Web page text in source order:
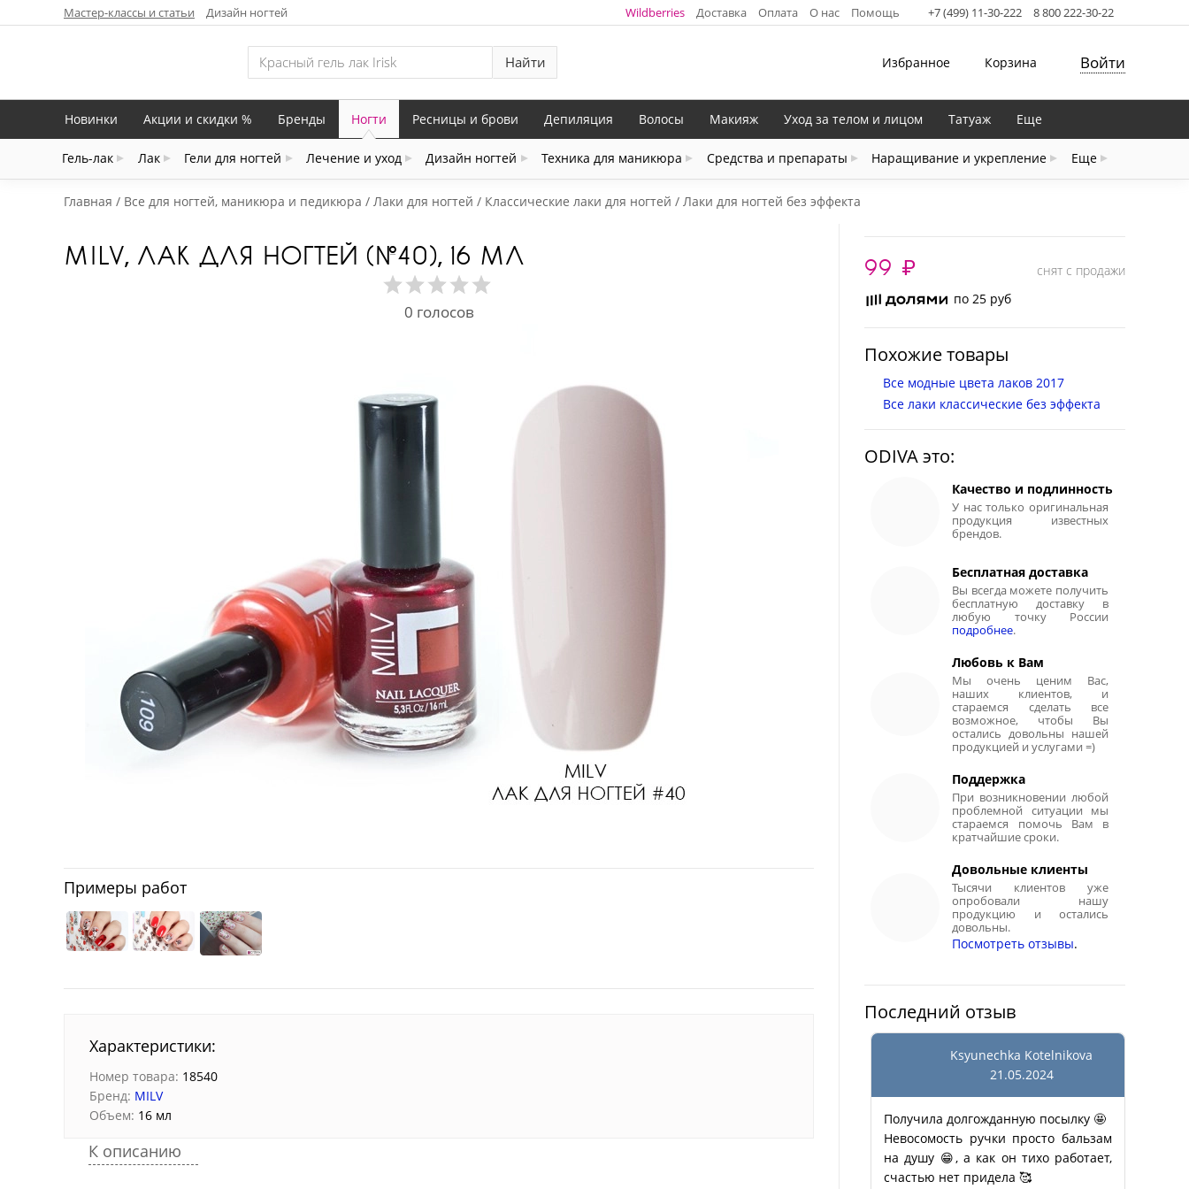
Мастер-классы и статьи Дизайн ногтей Wildberries Доставка Оплата О нас Помощь +7 (499) 11-30-222 8 800 222-30-22
Найти Избранное Корзина Войти
Новинки Акции и скидки % Бренды Ногти
Гель-лак Лак Гели для ногтей Лечение и уход Дизайн ногтей Техника для маникюра Средства и препараты Наращивание и укрепление Еще
Ресницы и брови Депиляция Волосы Макияж Уход за телом и лицом Татуаж Еще
Главная Все для ногтей, маникюра и педикюра Лаки для ногтей Классические лаки для ногтей Лаки для ногтей без эффекта
MILV, ЛАК ДЛЯ НОГТЕЙ (№40), 16 МЛ
0 голосов
Примеры работ
Характеристики:
Номер товара: 18540
Бренд: MILV
Объем: 16 мл
К описанию
99 ₽
снят с продажи
по 25 руб
Похожие товары
Все модные цвета лаков 2017
Все лаки классические без эффекта
ODIVA это:
Качество и подлинность
У нас только оригинальная
продукция известных
брендов.
Бесплатная доставка
Вы всегда можете получить
бесплатную доставку в
любую точку России
подробнее.
Любовь к Вам
Мы очень ценим Вас,
наших клиентов, и
стараемся сделать все
возможное, чтобы Вы
остались довольны нашей
продукцией и услугами =)
Поддержка
При возникновении любой
проблемной ситуации мы
стараемся помочь Вам в
кратчайшие сроки.
Довольные клиенты
Тысячи клиентов уже
опробовали нашу
продукцию и остались
довольны.
Посмотреть отзывы.
Последний отзыв
Ksyunechka Kotelnikova
21.05.2024
Получила долгожданную посылку 🤩
Невосомость ручки просто бальзам
на душу 😁, а как он тихо работает,
счастью нет придела 🥰